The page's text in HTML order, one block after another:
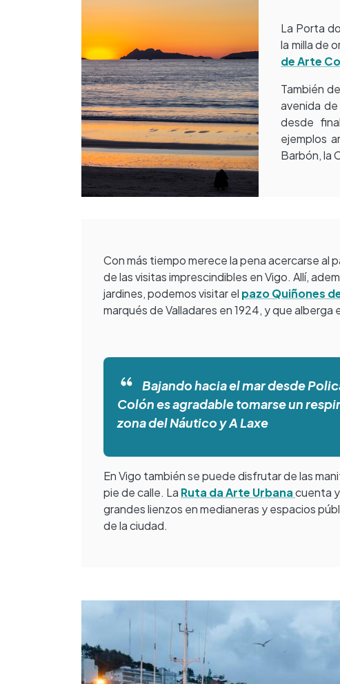
La Porta
la milla de
de Arte
También
avenida
desde
ejemplos
Barbón, la
Con más tiempo merece la pena acercarse al
de las visitas imprescindibles en Vigo. Allí,
jardines, podemos visitar el pazo Quiñones
marqués de Valladares en 1924, y que alberga
Bajando hacia el mar desde
Colón es agradable tomarse un
zona del Náutico y A Laxe
En Vigo también se puede disfrutar de las
pie de calle. La Ruta da Arte Urbanacuenta
grandes lienzos en medianeras y espacios
de la ciudad.